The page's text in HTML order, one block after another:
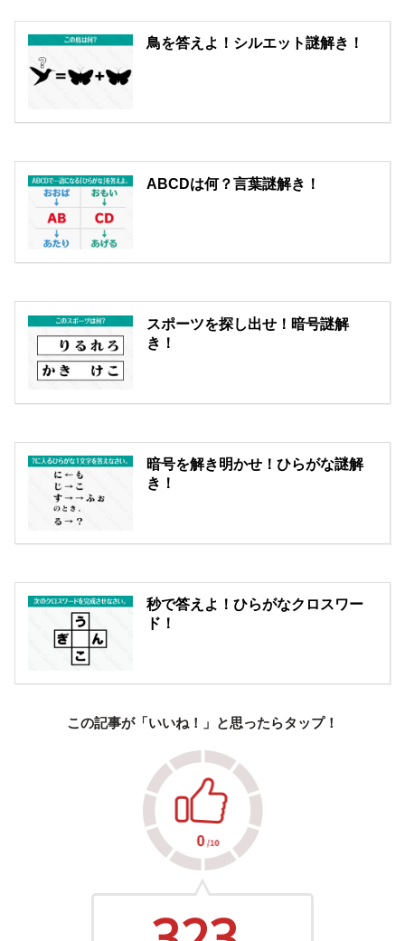
鳥を答えよ！シルエット謎解き！
ABCDは何？言葉謎解き！
スポーツを探し出せ！暗号謎解
き！
暗号を解き明かせ！ひらがな謎解
き！
秒で答えよ！ひらがなクロスワー
ド！
この記事が「いいね！」と思ったらタップ！